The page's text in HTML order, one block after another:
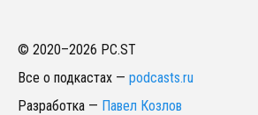
© 2020–2026 PC.ST
Все о подкастах — podcasts.ru
Разработка — Павел Козлов